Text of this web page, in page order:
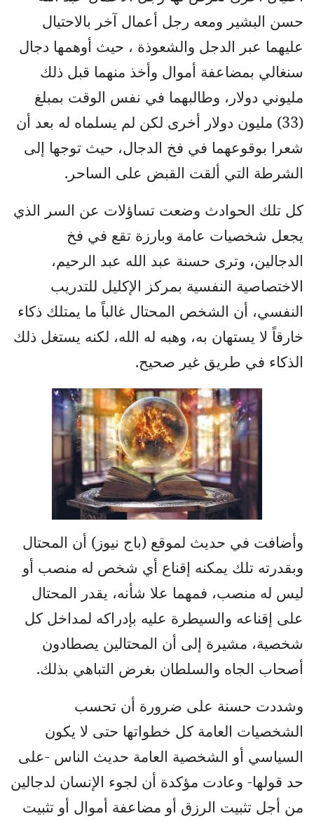
حسن البشير ومعه رجل أعمال آخر بالاحتيال
عليهما عبر الدجل والشعوذة ، حيث أوهمها دجال
سنغالي بمضاعفة أموال وأخذ منهما قبل ذلك
مليوني دولار، وطالبهما في نفس الوقت بمبلغ
(33) مليون دولار أخرى لكن لم يسلماه له بعد أن
شعرا بوقوعهما في فخ الدجال، حيث توجها إلى
الشرطة التي ألقت القبض على الساحر.
كل تلك الحوادث وضعت تساؤلات عن السر الذي
يجعل شخصيات عامة وبارزة تقع في فخ
الدجالين، وترى حسنة عبد الله عبد الرحيم،
الاختصاصية النفسية بمركز الإكليل للتدريب
النفسي، أن الشخص المحتال غالباً ما يمتلك ذكاء
خارقاً لا يستهان به، وهبه له الله، لكنه يستغل ذلك
الذكاء في طريق غير صحيح.
وأضافت في حديث لموقع (باج نيوز) أن المحتال
وبقدرته تلك يمكنه إقناع أي شخص له منصب أو
ليس له منصب، فمهما علا شأنه، يقدر المحتال
على إقناعه والسيطرة عليه بإدراكه لمداخل كل
شخصية، مشيرة إلى أن المحتالين يصطادون
أصحاب الجاه والسلطان بغرض التباهي بذلك.
وشددت حسنة على ضرورة أن تحسب
الشخصيات العامة كل خطواتها حتى لا يكون
السياسي أو الشخصية العامة حديث الناس -على
حد قولها- وعادت مؤكدة أن لجوء الإنسان لدجالين
من أجل تثبيت الرزق أو مضاعفة أموال أو تثبيت